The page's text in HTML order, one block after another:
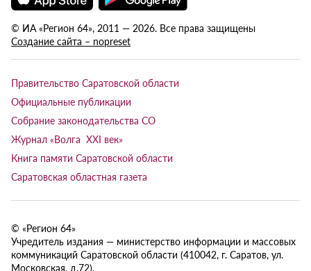
© ИА «Регион 64», 2011 — 2026. Все права защищены
Создание сайта – nopreset
Правительство Саратовской области
Официальные публикации
Собрание законодательства СО
Журнал «Волга XXI век»
Книга памяти Саратовской области
Саратовская областная газета
© «Регион 64»
Учредитель издания — министерство информации и массовых
коммуникаций Саратовской области (410042, г. Саратов, ул.
Московская, д.72).